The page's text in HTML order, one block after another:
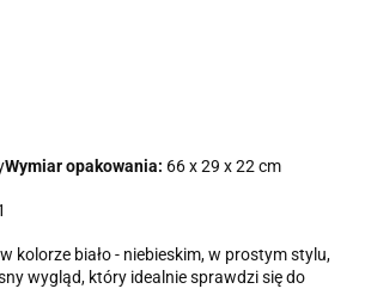
Wymiar opakowania: 66 x 29 x 22 cm
kolorze biało - niebieskim, w prostym stylu,
wygląd, który idealnie sprawdzi się do